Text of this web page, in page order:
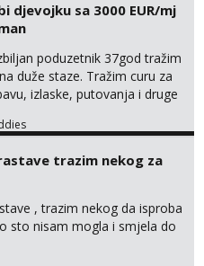
koji me jako
kad muskarac preuzme
:) Klikni na link ispod i nadji
te!
djevojku sa 3000 EUR/mj
poduzetnik 37god tražim
duže staze. Tražim curu za
izlaske, putovanja i druge
zgodna i atraktivna
trazim nekog za
, trazim nekog da isproba
sto nisam mogla i smjela do